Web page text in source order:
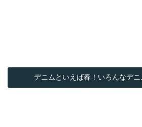
デニムといえば春！いろんなデ